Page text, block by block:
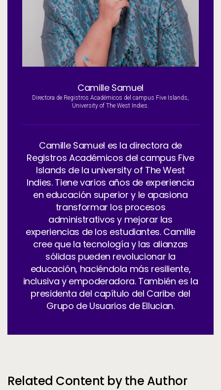
Servicios
Recursos
Compañía
Side navigation - Mexico (Spanish) - es-MX
Call to action - Mexico (Spanish) - es-MX
Hablemos
Camille Samuel
Directora de Registros Académicos del campus Five Islands,
University of The West Indies.
Camille Samuel es la directora de
Registros Académicos del campus Five
Islands de la university of The West
Indies. Tiene varios años de experiencia
en educación superior y le apasiona
transformar los procesos
administrativos y mejorar las
experiencias de los estudiantes. Camille
cree que la tecnología y las alianzas
sólidas pueden revolucionar la
educación, haciéndola más resiliente,
inclusiva y empoderadora. También es la
presidenta del capítulo del Caribe del
Grupo de Usuarios de Ellucian.
Related Content by the Author